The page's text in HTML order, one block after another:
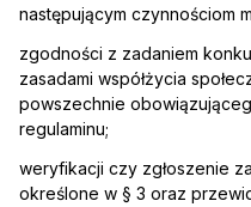
następującym czynnościom
zgodności z zadaniem
zasadami współżycia
powszechnie
regulaminu;
weryfikacji czy zgłoszenie
określone w § 3 oraz